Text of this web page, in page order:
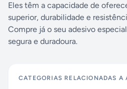
Eles têm a capacidade de
superior, durabilidade e
Compre já o seu adesivo
segura e duradoura.
CATEGORIAS RELACIONADAS A